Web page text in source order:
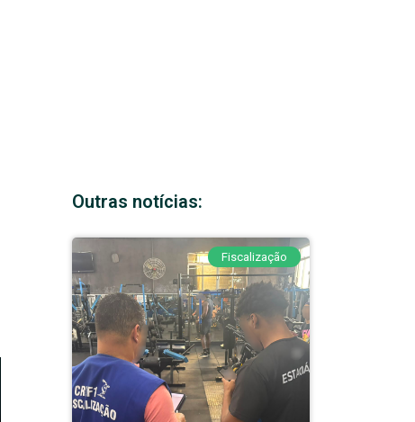
Outras notícias:
Fiscalização